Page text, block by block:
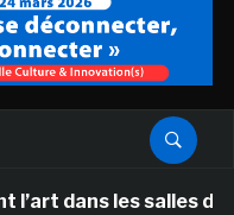
les salles de classe